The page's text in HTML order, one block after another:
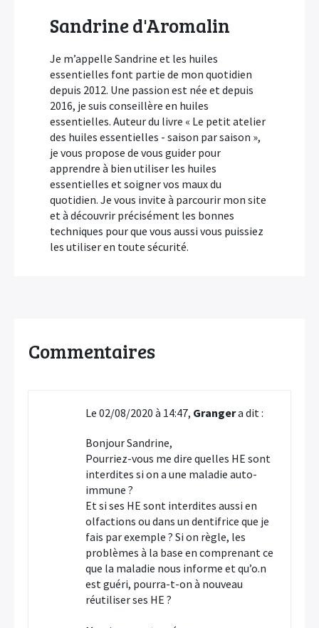
Sandrine d'Aromalin
Je m’appelle Sandrine et les huiles
essentielles font partie de mon quotidien
depuis 2012. Une passion est née et depuis
2016, je suis conseillère en huiles
essentielles. Auteur du livre « Le petit atelier
des huiles essentielles - saison par saison »,
je vous propose de vous guider pour
apprendre à bien utiliser les huiles
essentielles et soigner vos maux du
quotidien. Je vous invite à parcourir mon site
et à découvrir précisément les bonnes
techniques pour que vous aussi vous puissiez
les utiliser en toute sécurité.
Commentaires
Le 02/08/2020 à 14:47, Grangera dit :
Bonjour Sandrine,
Pourriez-vous me dire quelles HE sont
interdites si on a une maladie auto-
immune ?
Et si ses HE sont interdites aussi en
olfactions ou dans un dentifrice que je
fais par exemple ? Si on règle, les
problèmes à la base en comprenant ce
que la maladie nous informe et qu’o.n
est guéri, pourra-t-on à nouveau
réutiliser ses HE ?